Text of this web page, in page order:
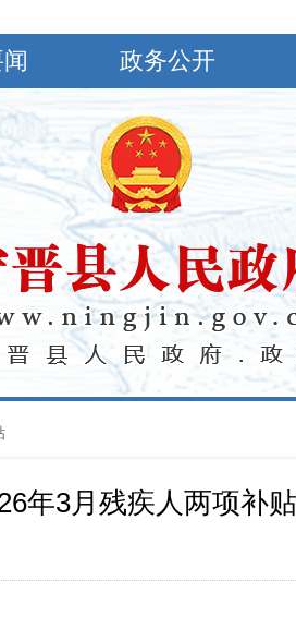
，偏南风4～5级，阵风6～8级，最高气
政务公开
年3月残疾人两项补